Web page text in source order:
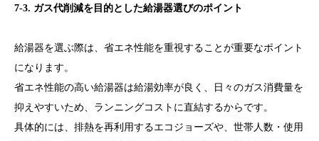
7-3. ガス代削減を目的とした給湯器選びのポイント
給湯器を選ぶ際は、省エネ性能を重視することが重要なポイント
になります。
省エネ性能の高い給湯器は給湯効率が良く、日々のガス消費量を
抑えやすいため、ランニングコストに直結するからです。
具体的には、排熱を再利用するエコジョーズや、世帯人数・使用